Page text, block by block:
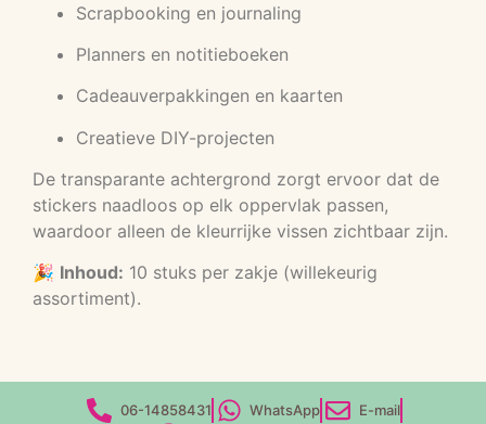
Scrapbooking en journaling
Planners en notitieboeken
Cadeauverpakkingen en kaarten
Creatieve DIY-projecten
De transparante achtergrond zorgt ervoor dat de
stickers naadloos op elk oppervlak passen,
waardoor alleen de kleurrijke vissen zichtbaar zijn.
🎉 Inhoud: 10 stuks per zakje (willekeurig
assortiment).
06-14858431 WhatsApp
E-mail